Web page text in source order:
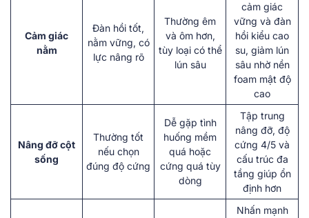
Cảm giác
nằm
Đàn hồi tốt,
nằm vững, có
lực nâng rõ
Thường êm
và ôm hơn,
tùy loại có thể
lún sâu
cảm giác
vững và đàn
hồi kiểu cao
su, giảm lún
sâu nhờ nền
foam mật độ
cao
Nâng đỡ cột
sống
Thường tốt
nếu chọn
đúng độ cứng
Dễ gặp tình
huống mềm
quá hoặc
cứng quá tùy
dòng
Tập trung
nâng đỡ, độ
cứng 4/5 và
cấu trúc đa
tầng giúp ổn
định hơn
Nhấn mạnh